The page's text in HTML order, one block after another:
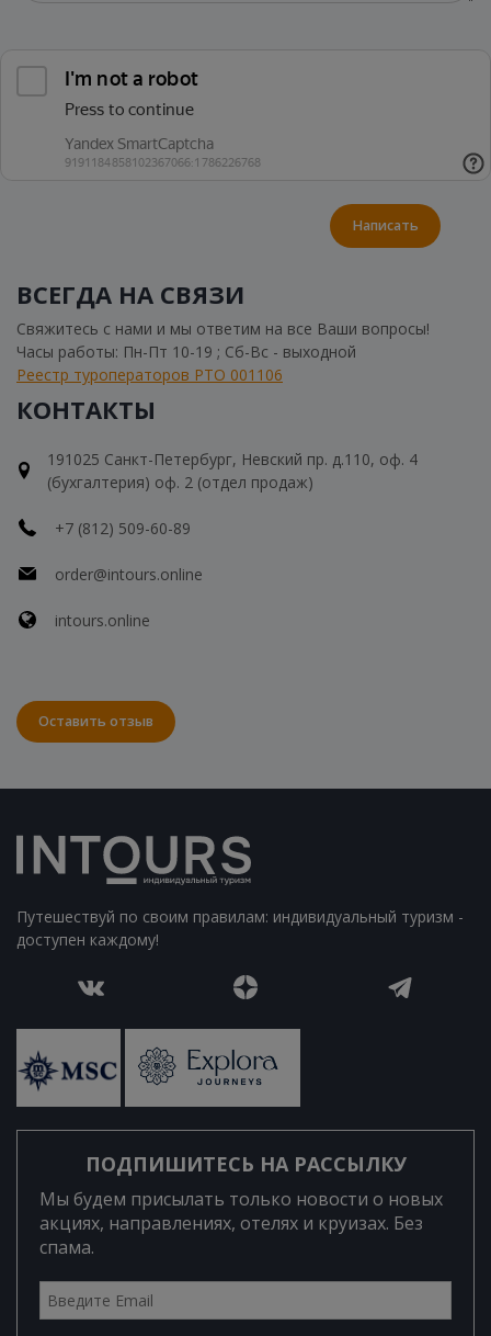
Написать
ВСЕГДА НА СВЯЗИ
Свяжитесь с нами и мы ответим на все Ваши вопросы!
Часы работы: Пн-Пт 10-19 ; Сб-Вс - выходной
Реестр туроператоров РТО 001106
КОНТАКТЫ
191025 Санкт-Петербург, Невский пр. д.110, оф. 4
(бухгалтерия) оф. 2 (отдел продаж)
+7 (812) 509-60-89
order@intours.online
intours.online
Оставить отзыв
Путешествуй по своим правилам: индивидуальный туризм -
доступен каждому!
ПОДПИШИТЕСЬ НА РАССЫЛКУ
Мы будем присылать только новости о новых
акциях, направлениях, отелях и круизах. Без
спама.